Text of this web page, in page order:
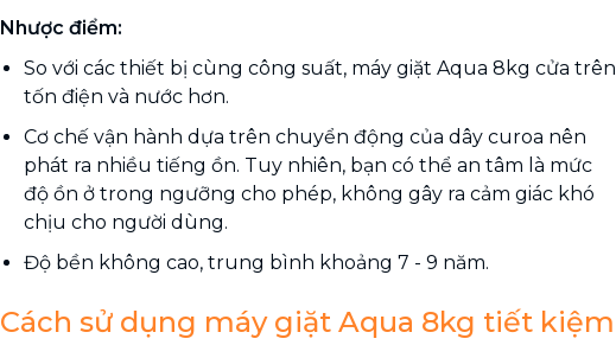
Nhược điểm:
So với các thiết bị cùng công suất, máy giặt Aqua 8kg cửa trên
tốn điện và nước hơn.
Cơ chế vận hành dựa trên chuyển động của dây curoa nên
phát ra nhiều tiếng ồn. Tuy nhiên, bạn có thể an tâm là mức
độ ồn ở trong ngưỡng cho phép, không gây ra cảm giác khó
chịu cho người dùng.
Độ bền không cao, trung bình khoảng 7 - 9 năm.
Cách sử dụng máy giặt Aqua 8kg tiết kiệm